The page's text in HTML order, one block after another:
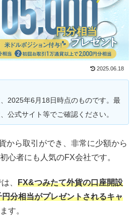
2025.06.18
2025年6月18日時点のものです。最
公式サイト等でご確認ください。
から取引ができ、非常に少額から
心者にも人気のFX会社です。
、 FX&つみたて外貨の口座開設
分相当がプレゼントされるキャ
す。